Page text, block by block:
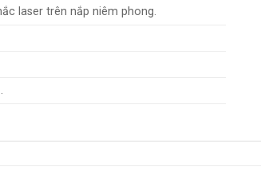
laser trên nắp niêm phong.